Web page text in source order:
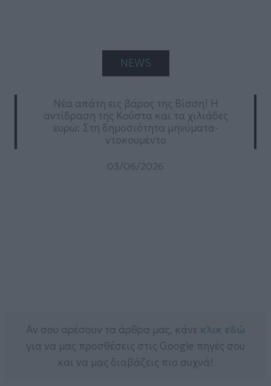
NEWS
Nέα απάτη εις βάρος της Βίσση! Η
αντίδραση της Κούστα και τα χιλιάδες
ευρώ: Στη δημοσιότητα μηνύματα-
ντοκουμέντο
03/06/2026
Αν σου αρέσουν τα άρθρα μας, κάνε κλικ εδώ
για να μας προσθέσεις στις Google πηγές σου
και να μας διαβάζεις πιο συχνά!